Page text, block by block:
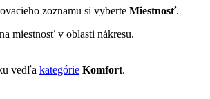
zoznamu si vyberte Miestnosť.
miestnosť v oblasti nákresu.
vedľa kategórie Komfort.